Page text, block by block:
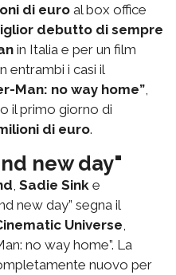
di euroal box office
debutto di sempre
in Italia e per un film
entrambi i casi il
Man: no way home”
il primo giorno di
di euro.
new day"
Sadie Sink e
new day” segna il
Universe
no way home”. La
nuovo per